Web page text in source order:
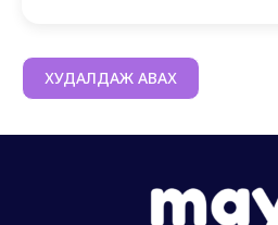
ХУДАЛДАЖ АВАХ